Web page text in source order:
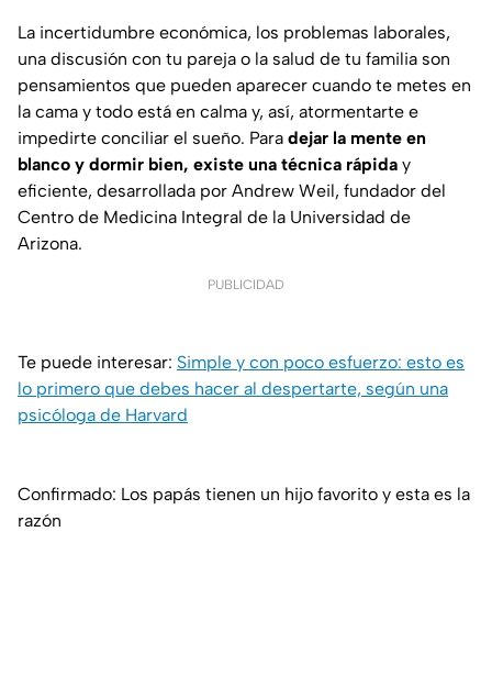
La incertidumbre económica, los problemas laborales,
una discusión con tu pareja o la salud de tu familia son
pensamientos que pueden aparecer cuando te metes en
la cama y todo está en calma y, así, atormentarte e
impedirte conciliar el sueño. Para dejar la mente en
blanco y dormir bien, existe una técnica rápida y
eficiente, desarrollada por Andrew Weil, fundador del
Centro de Medicina Integral de la Universidad de
Arizona.
PUBLICIDAD
Te puede interesar: Simple y con poco esfuerzo: esto es
lo primero que debes hacer al despertarte, según una
psicóloga de Harvard
Confirmado: Los papás tienen un hijo favorito y esta es la
razón